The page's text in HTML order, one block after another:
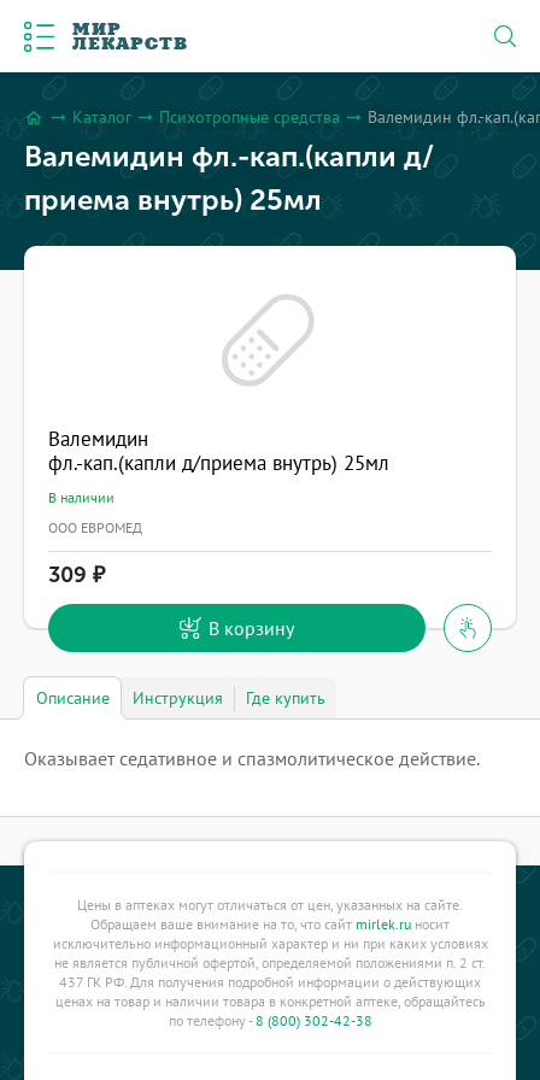
МИР
ЛЕКАРСТВ
home arrow_right_alt Каталог arrow_right_alt Психотропные средства arrow_right_alt Валемидин фл.-
Валемидин фл.-кап.(капли д/
приема внутрь) 25мл
Валемидин
фл.-кап.(капли д/приема внутрь) 25мл
В наличии
ООО ЕВРОМЕД
309
В корзину
Описание Инструкция Где купить
Оказывает седативное и спазмолитическое действие.
Цены в аптеках могут отличаться от цен, указанных на сайте.
Обращаем ваше внимание на то, что сайт mirlek.ru носит
исключительно информационный характер и ни при каких условиях
не является публичной офертой, определяемой положениями п. 2 ст.
437 ГК РФ. Для получения подробной информации о действующих
ценах на товар и наличии товара в конкретной аптеке, обращайтесь
по телефону -8 (800) 302-42-38